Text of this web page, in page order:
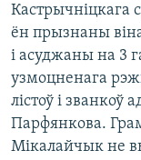
Кастрычніцкага
ён прызнаны
і асуджаны на 3
узмоцненага
лістоў і званкоў
Парфянкова.
Мікалайчык не